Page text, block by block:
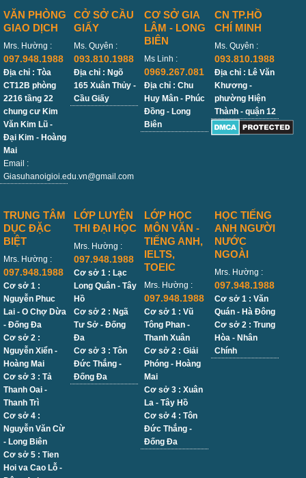
VĂN PHÒNG
GIAO DỊCH
Mrs. Hường :
097.948.1988
Địa chỉ : Tòa
CT12B phòng
2216 tầng 22
chung cư Kim
Văn Kim Lũ -
Đại Kim - Hoàng
Mai
Email :
Giasuhanoigioi.edu.vn@gmail.com
CỞ SỞ CẦU
GIẤY
Ms. Quyên :
093.810.1988
Địa chỉ : Ngõ
165 Xuân Thủy -
Cầu Giấy
CƠ SỞ GIA
LÂM - LONG
BIÊN
Ms Linh :
0969.267.081
Địa chỉ : Chu
Huy Mân - Phúc
Đồng - Long
Biên
CN TP.HỒ
CHÍ MINH
Ms. Quyên :
093.810.1988
Địa chỉ : Lê Văn
Khương -
phường Hiện
Thành - quận 12
TRUNG TÂM
DỤC ĐẶC
BIỆT
Mrs. Hường :
097.948.1988
Cơ sở 1 :
Nguyễn Phuc
Lai - O Chợ Dừa
- Đống Đa
Cơ sở 2 :
Nguyễn Xiển -
Hoàng Mai
Cơ sở 3 : Tả
Thanh Oai -
Thanh Trì
Cơ sở 4 :
Nguyễn Văn Cừ
- Long Biên
Cơ sở 5 : Tien
Hoi va Cao Lỗ -
LỚP LUYỆN
THI ĐẠI HỌC
Mrs. Hường :
097.948.1988
Cơ sở 1 : Lạc
Long Quân - Tây
Hồ
Cơ sở 2 : Ngã
Tư Sở - Đống
Đa
Cơ sở 3 : Tôn
Đức Thắng -
Đống Đa
LỚP HỌC
MÔN VĂN -
TIẾNG ANH,
IELTS,
TOEIC
Mrs. Hường :
097.948.1988
Cơ sở 1 : Vũ
Tông Phan -
Thanh Xuân
Cơ sở 2 : Giải
Phóng - Hoàng
Mai
Cơ sở 3 : Xuân
La - Tây Hồ
Cơ sở 4 : Tôn
Đức Thắng -
Đống Đa
HỌC TIẾNG
ANH NGƯỜI
NƯỚC
NGOÀI
Mrs. Hường :
097.948.1988
Cơ sở 1 : Văn
Quán - Hà Đông
Cơ sở 2 : Trung
Hòa - Nhân
Chính